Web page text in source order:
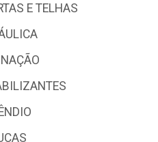
E TELHAS